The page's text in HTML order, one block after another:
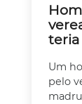
teria
Um
pelo